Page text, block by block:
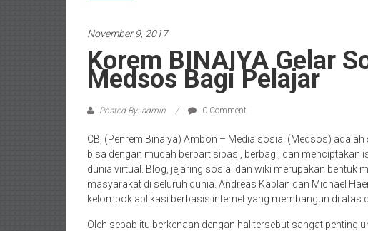
November 9, 2017
Korem BINAIYA Gelar
Medsos Bagi Pelajar
Posted By: admin 0 Comment
CB, (Penrem Binaiya) Ambon – Media sosial (Medsos)
bisa dengan mudah berpartisipasi, berbagi, dan menciptakan
dunia virtual. Blog, jejaring sosial dan wiki merupakan bentuk
masyarakat di seluruh dunia. Andreas Kaplan dan Michael
kelompok aplikasi berbasis internet yang membangun di atas
Oleh sebab itu berkenaan dengan hal tersebut sangat